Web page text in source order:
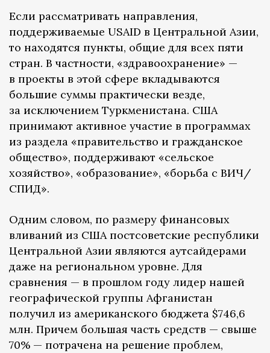
Если рассматривать направления,
поддерживаемые USAID в Центральной Азии,
то находятся пункты, общие для всех пяти
стран. В частности, «здравоохранение» —
в проекты в этой сфере вкладываются
большие суммы практически везде,
за исключением Туркменистана. США
принимают активное участие в программах
из раздела «правительство и гражданское
общество», поддерживают «сельское
хозяйство», «образование», «борьба с ВИЧ/
СПИД».
Одним словом, по размеру финансовых
вливаний из США постсоветские республики
Центральной Азии являются аутсайдерами
даже на региональном уровне. Для
сравнения — в прошлом году лидер нашей
географической группы Афганистан
получил из американского бюджета $746,6
млн. Причем большая часть средств — свыше
70% — потрачена на решение проблем,